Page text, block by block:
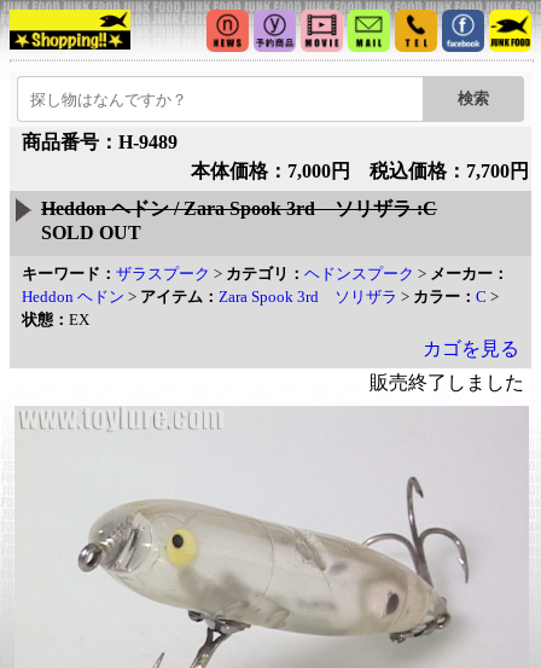
商品番号：H-9489
本体価格：7,000円 税込価格：7,700円
Heddon ヘドン / Zara Spook 3rd ソリザラ :C
SOLD OUT
キーワード： ザラスプーク > カテゴリ： ヘドンスプーク > メーカー：
Heddon ヘドン > アイテム： Zara Spook 3rd ソリザラ > カラー： C >
状態： EX
カゴを見る
販売終了しました